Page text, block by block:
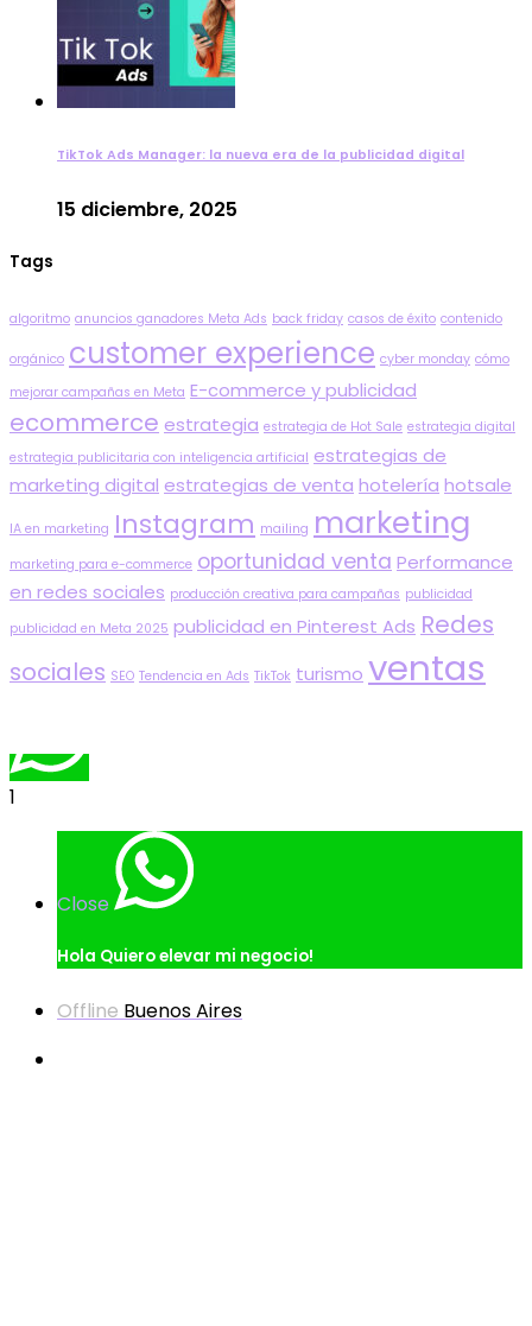
TikTok Ads Manager: la nueva era de la publicidad digital
15 diciembre, 2025
Tags
algoritmo anuncios ganadores Meta Ads back friday casos de éxito contenido
orgánico customer experience cyber monday cómo
mejorar campañas en Meta E-commerce y publicidad
ecommerce estrategia estrategia de Hot Sale estrategia digital
estrategia publicitaria con inteligencia artificial estrategias de
marketing digital estrategias de venta hotelería hotsale
IA en marketing Instagram mailing marketing
marketing para e-commerce oportunidad venta Performance
en redes sociales producción creativa para campañas publicidad
publicidad en Meta 2025 publicidad en Pinterest Ads Redes
sociales SEO Tendencia en Ads TikTok turismo ventas
1
Close
Hola Quiero elevar mi negocio!
Offline Buenos Aires